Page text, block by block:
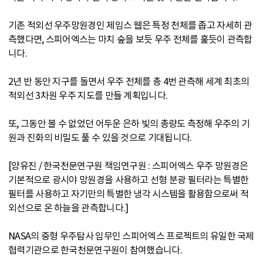
기존 적외선 우주망원경인 제임스 웹은 특정 천체를 좁고 자세히 관
측했다면, 스피어엑스는 마치 숲을 보듯 우주 전체를 훑듯이 관측합
니다.
2년 반 동안 지구를 돌면서 우주 전체를 총 4번 관측해 세계 최초의
적외선 3차원 우주 지도를 만들 계획입니다.
또, 그동안 볼 수 없었던 어두운 은하 빛의 총량도 측정해 우주의 기
원과 진화의 비밀도 풀 수 있을 것으로 기대됩니다.
[양유진 / 한국천문연구원 책임연구원 : 스피어엑스 우주 망원경은
기본적으로 광시야 망원경을 사용하고 선형 분광 필터라는 특별한
필터를 사용하고 자기만의 특별한 냉각 시스템을 활용함으로써 적
외선으로 온 하늘을 관측합니다.]
NASA의 중형 우주탐사 임무인 스피어엑스 프로젝트의 유일한 국제
협력기관으로 한국천문연구원이 참여했습니다.